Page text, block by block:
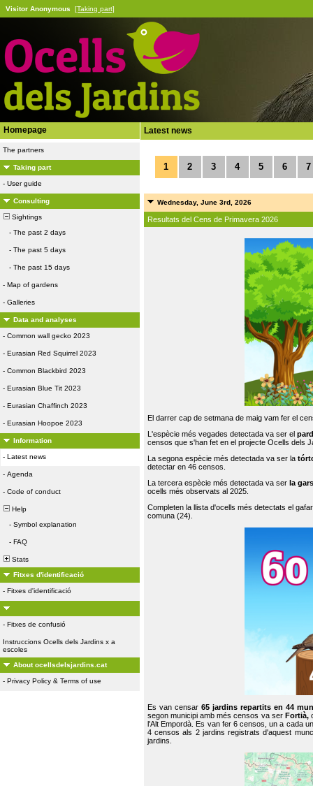
Visitor Anonymous [Taking part]
Homepage
The partners
Taking part
- User guide
Consulting
Sightings
- The past 2 days
- The past 5 days
- The past 15 days
- Map of gardens
- Galleries
Data and analyses
- Common wall gecko 2023
- Eurasian Red Squirrel 2023
- Common Blackbird 2023
- Eurasian Blue Tit 2023
- Eurasian Chaffinch 2023
- Eurasian Hoopoe 2023
Information
- Latest news
- Agenda
- Code of conduct
Help
- Symbol explanation
- FAQ
Stats
Fitxes d'identificació
- Fitxes d'identificació
- Fitxes de confusió
Instruccions Ocells dels Jardins x a
escoles
About ocellsdelsjardins.cat
- Privacy Policy & Terms of use
Latest news
1 2 3 4 5 6 7
Wednesday, June 3rd, 2026
Resultats del Cens de Primavera 2026
El darrer cap de setmana de maig vam fer el
L'espècie més vegades detectada va ser el
censos que s'han fet en el projecte Ocells dels
La segona espècie més detectada va ser la
detectar en 46 censos.
La tercera espècie més detectada va ser la
ocells més observats al 2025.
Completen la llista d'ocells més detectats el
comuna (24).
Es van censar65 jardins repartits en 44
segon municipi amb més censos va ser Fortià,
l'Alt Empordà. Es van fer 6 censos, un a cada
4 censos als 2 jardins registrats d'aquest
jardins.